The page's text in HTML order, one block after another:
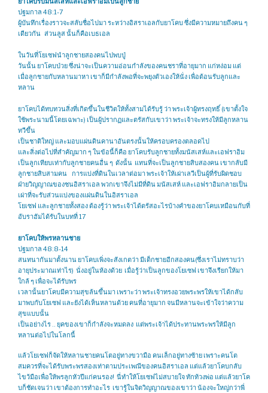
ปฐมกาล 48:1-7
ผู้บันทึกเรื่องราวจะสลับชื่อไปมา ระหว่างอิสราเอลกับยาโคบ ซึ่งมีความหมายถึงคน ๆ
เดียวกัน ส่วนลูส นั้นก็คือเบธเอล
ในวันที่โยเซฟนำลูกชายสองคนไปพบปู่
วันนั้น ยาโคบป่วย ซึ่งน่าจะเป็นความอ่อนกำลังของคนชราที่อายุมาก แก่หง่อม แต่
เมื่อลูกชายกับหลานมาหา เขาก็มีกำลังพอที่จะพยุงตัวเองให้นั่ง เพื่อต้อนรับลูกและ
หลาน
ยาโคบได้ทบทวนสิ่งที่เกิดขึ้นในชีวิตให้ทั้งสามได้รับรู้ ว่า พระเจ้าผู้ทรงฤทธิ์ (เขาตั้งใจ
ใช้พระนามนี้โดยเฉพาะ) เป็นผู้ปรากฏและตรัสกับเขาว่า พระเจ้าจะทรงให้มีลูกหลาน
ทวีขึ้น
เป็นชาติใหญ่ และมอบแผ่นดินคานาอันตรงนั้นให้ครอบครองตลอดไป
และสิ่งต่อไปที่สำคัญมาก ๆ ในข้อนี้ก็คือ ยาโคบรับลูกชายทั้งมนัสเสห์และเอฟราอิม
เป็นลูกเทียบเท่ากับลูกชายคนอื่น ๆ ดังนั้น แทนที่จะเป็นลูกชายสิบสองคน เขากลับมี
ลูกชายสิบสามคน การแบ่งที่ดินในเวลาต่อมา พระเจ้าให้เผ่าเลวีเป็นผู้ที่รับผิดชอบ
ฝ่ายวิญญาณของชนอิสราเอล พวกเขาจึงไม่มีที่ดิน มนัสเสห์ และเอฟราอิมกลายเป็น
เผ่าที่จะรับส่วนแบ่งของแผ่นดินในอิสราเอล
โยเซฟ และลูกชายทั้งสอง ต้องรู้ว่า พระเจ้าได้ตรัสอะไรบ้างคำของยาโคบเหมือนกับที่
อับราฮัมได้รับในบทที่ 17
ยาโคบให้พรหลานชาย
ปฐมกาล 48:8-14
สนทนากันมาตั้งนาน ยาโคบเพิ่งจะสังเกตว่า มีเด็กชายอีกสองคน(ซึ่งเราไม่ทราบว่า
อายุประมาณเท่าไร) นั่งอยู่ในห้องด้วย เมื่อรู้ว่าเป็นลูกของโยเซฟ เขาจึงเรียกให้มา
ใกล้ ๆ เพื่อจะได้รับพร
เวลานั้นยาโคบมีความสุขล้นขึ้นมา เพราะว่า พระเจ้าทรงอวยพระพรให้เขาได้กลับ
มาพบกับโยเซฟ และยังได้เห็นหลานด้วย คนที่อายุมาก จนมีหลานจะเข้าใจว่าความ
สุขแบบนั้น
เป็นอย่างไร .. ยุคของเขาก็กำลังจะหมดลง แต่พระเจ้าได้ประทานพระพรให้มีลูก
หลานต่อไปในโลกนี้
แล้วโยเซฟก็จัดให้หลานชายคนโตอยู่ทางขวามือ คนเล็กอยู่ทางซ้าย เพราะคนโต
สมควรที่จะได้รับพระพรสองเท่าตามประเพณีของคนอิสราเอล แต่แล้วยาโคบกลับ
ไขว้มือเพื่อให้พรลูกหัวปีแก่คนรอง! นี่ทำให้โยเซฟไม่สบายใจ ทักท้วงพ่อ แต่แล้วยาโค
บก็ชัดเจนว่า เขาต้องการทำอะไร เขารู้ในจิตวิญญาณของเขาว่า น้องจะใหญ่กว่าพี่